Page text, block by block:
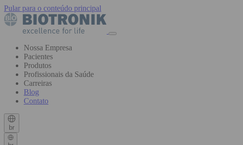
Pular para o conteúdo principal
Nossa Empresa
Pacientes
Produtos
Profissionais da Saúde
Carreiras
Blog
Contato
br